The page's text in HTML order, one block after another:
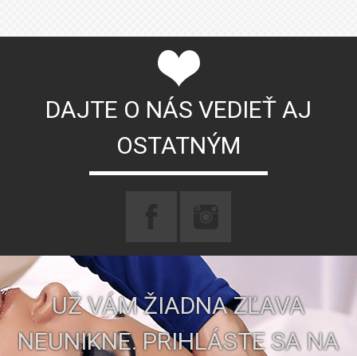
DAJTE O NÁS VEDIEŤ AJ
OSTATNÝM
UŽ VÁM ŽIADNA ZĽAVA
NEUNIKNE. PRIHLÁSTE SA NA